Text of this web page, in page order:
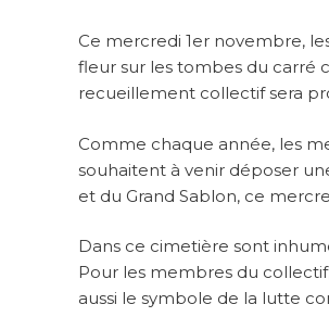
Ce mercredi 1er novembre,
fleur sur les tombes du carré
recueillement collectif sera
Comme chaque année, les
souhaitent à venir déposer
et du Grand Sablon, ce
Dans ce cimetière sont
Pour les membres du
aussi le symbole de la lutte